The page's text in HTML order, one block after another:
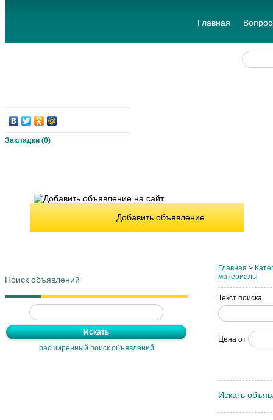
Главная
Закладки (0)
Добавить объявление
Поиск объявлений
расширенный поиск объявлений
Главная >
материалы
Текст поиска
Цена от
Искать